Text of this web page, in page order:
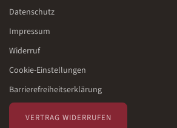
Datenschutz
Impressum
Widerruf
Cookie-Einstellungen
Barrierefreiheitserklärung
VERTRAG WIDERRUFEN